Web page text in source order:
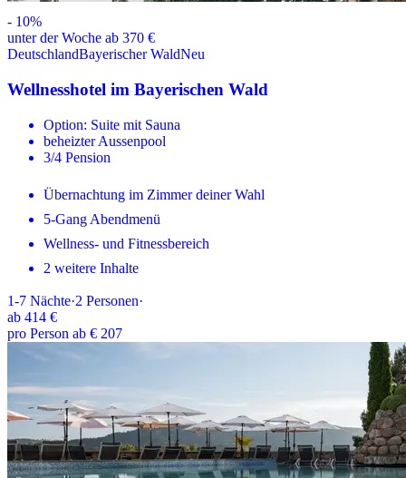
- 10%
unter der Woche ab 370 €
DeutschlandBayerischer WaldNeu
Wellnesshotel im Bayerischen Wald
Option: Suite mit Sauna
beheizter Aussenpool
3/4 Pension
Übernachtung im Zimmer deiner Wahl
5-Gang Abendmenü
Wellness- und Fitnessbereich
2 weitere Inhalte
1-7 Nächte·2 Personen·
ab 414 €
pro Person ab € 207